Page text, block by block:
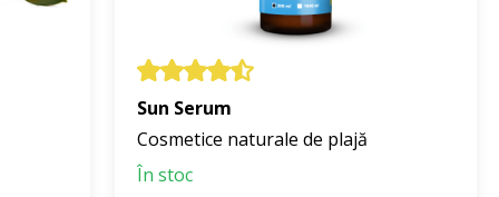
Sun Serum
Cosmetice naturale de plajă
În stoc